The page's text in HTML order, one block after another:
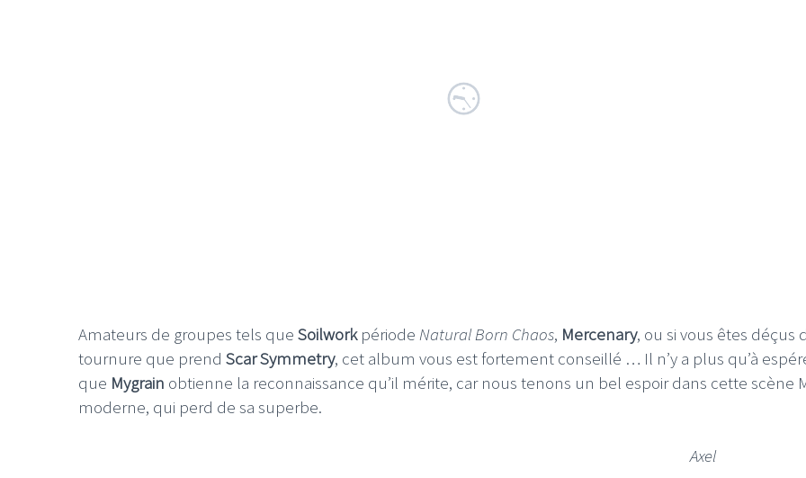
Amateurs de groupes tels que Soilworkpériode Natural Born Chaos, Mercenary, ou si vous êtes déçus
tournure que prend Scar Symmetry, cet album vous est fortement conseillé … Il n’y a plus qu’à
que Mygrain obtienne la reconnaissance qu’il mérite, car nous tenons un bel espoir dans cette scène
moderne, qui perd de sa superbe.
Axel